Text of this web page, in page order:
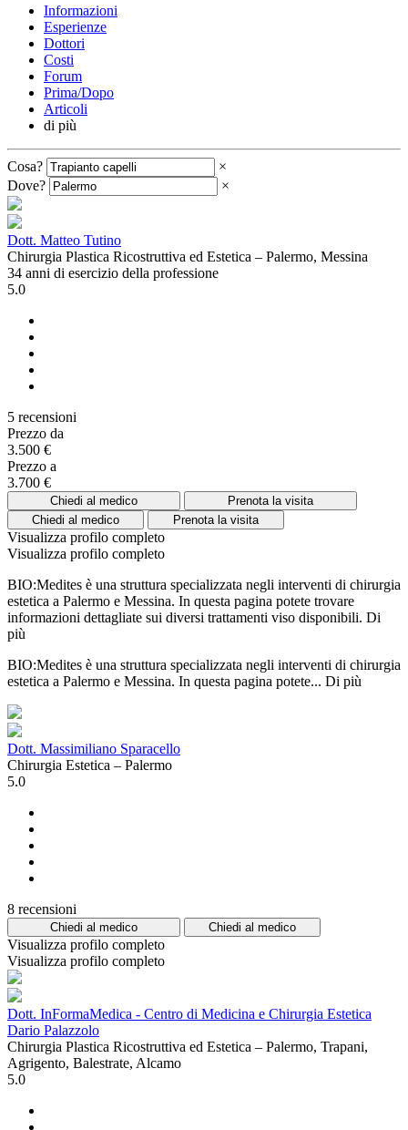
Informazioni
Esperienze
Dottori
Costi
Forum
Prima/Dopo
Articoli
di più
Cosa?
×
Dove?
×
Dott. Matteo Tutino
Chirurgia Plastica Ricostruttiva ed Estetica – Palermo, Messina
34 anni di esercizio della professione
5.0
5 recensioni
Prezzo da
3.500 €
Prezzo a
3.700 €
Chiedi al medico
Prenota la visita
Chiedi al medico
Prenota la visita
Visualizza profilo completo
Visualizza profilo completo
BIO:Medites è una struttura specializzata negli interventi di chirurgia
estetica a Palermo e Messina. In questa pagina potete trovare
informazioni dettagliate sui diversi trattamenti viso disponibili. Di
più
BIO:Medites è una struttura specializzata negli interventi di chirurgia
estetica a Palermo e Messina. In questa pagina potete... Di più
Dott. Massimiliano Sparacello
Chirurgia Estetica – Palermo
5.0
8 recensioni
Chiedi al medico Chiedi al medico
Visualizza profilo completo
Visualizza profilo completo
Dott. InFormaMedica - Centro di Medicina e Chirurgia Estetica
Dario Palazzolo
Chirurgia Plastica Ricostruttiva ed Estetica – Palermo, Trapani,
Agrigento, Balestrate, Alcamo
5.0